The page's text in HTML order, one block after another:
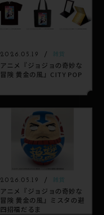
2026.05.19 雑貨
アニメ『ジョジョの奇妙な
冒険 黄金の風』CITY POP
2026.05.19 雑貨
アニメ『ジョジョの奇妙な
冒険 黄金の風』ミスタの避
四招福だるま